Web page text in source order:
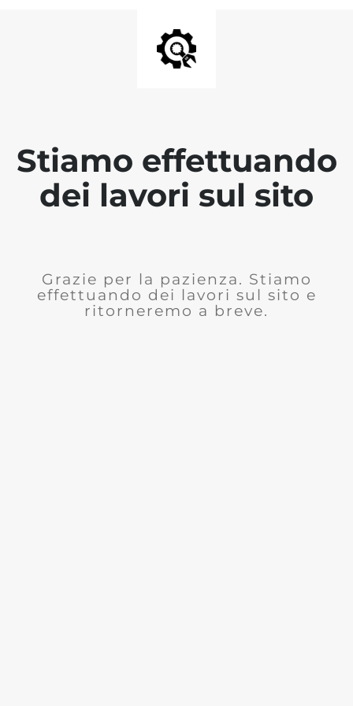
Stiamo effettuando
dei lavori sul sito
Grazie per la pazienza. Stiamo
effettuando dei lavori sul sito e
ritorneremo a breve.